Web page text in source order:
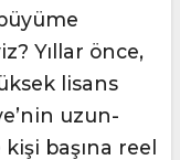
Yıllar önce,
lisans
uzun-
başına reel